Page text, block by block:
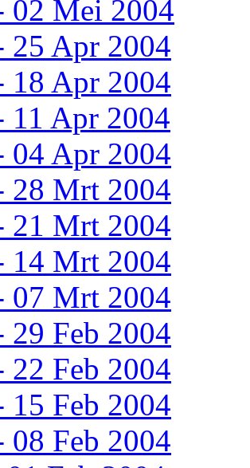
02 Mei 2004
25 Apr 2004
18 Apr 2004
11 Apr 2004
04 Apr 2004
28 Mrt 2004
21 Mrt 2004
14 Mrt 2004
07 Mrt 2004
29 Feb 2004
22 Feb 2004
15 Feb 2004
08 Feb 2004